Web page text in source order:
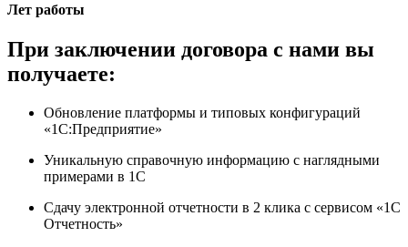
Лет работы
При заключении договора с нами вы
получаете:
Обновление платформы и типовых конфигураций
«1С:Предприятие»
Уникальную справочную информацию с наглядными
примерами в 1С
Сдачу электронной отчетности в 2 клика с сервисом «1С
Отчетность»